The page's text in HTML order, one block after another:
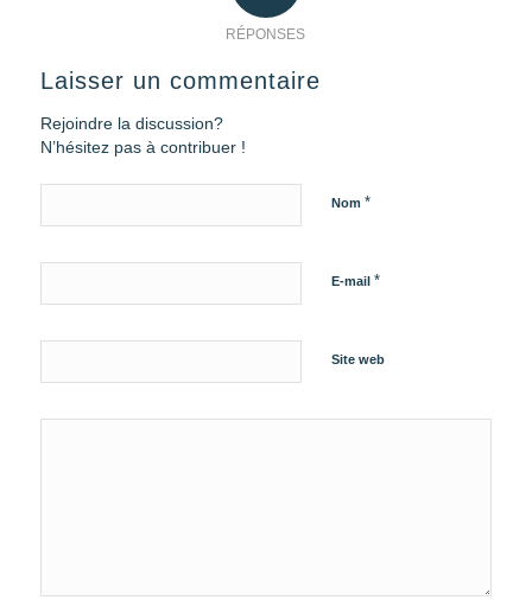
RÉPONSES
Laisser un commentaire
Rejoindre la discussion?
N’hésitez pas à contribuer !
Nom *
E-mail *
Site web